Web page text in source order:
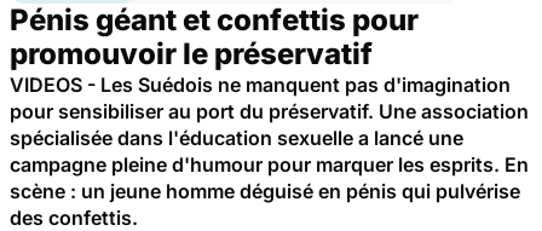
Pénis géant et confettis pour
promouvoir le préservatif
VIDEOS - Les Suédois ne manquent pas d'imagination
pour sensibiliser au port du préservatif. Une association
spécialisée dans l'éducation sexuelle a lancé une
campagne pleine d'humour pour marquer les esprits. En
scène : un jeune homme déguisé en pénis qui pulvérise
des confettis.